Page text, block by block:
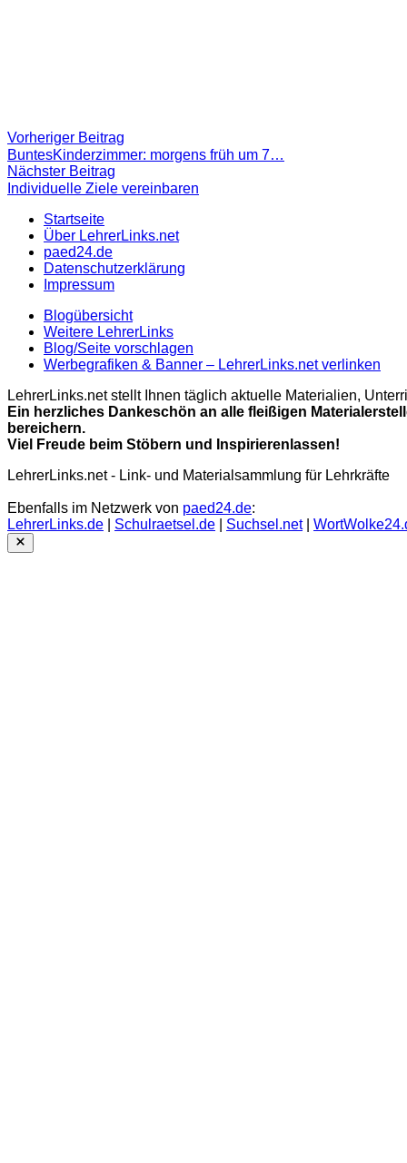
Beitragsnavigation
Vorheriger Beitrag
Beitrag:
BuntesKinderzimmer: morgens früh um 7…
Nächster Beitrag
Beitrag
Individuelle Ziele vereinbaren
Startseite
Über LehrerLinks.net
paed24.de
Datenschutzerklärung
Impressum
Blogübersicht
Weitere LehrerLinks
Blog/Seite vorschlagen
Werbegrafiken & Banner – LehrerLinks.net verlinken
LehrerLinks.net stellt Ihnen täglich aktuelle Materialien,
Ein herzliches Dankeschön an alle fleißigen
bereichern.
Viel Freude beim Stöbern und Inspirierenlassen!
LehrerLinks.net - Link- und Materialsammlung für Lehrkräfte
Ebenfalls im Netzwerk von paed24.de:
LehrerLinks.de
Schulraetsel.de Suchsel.net|
Close